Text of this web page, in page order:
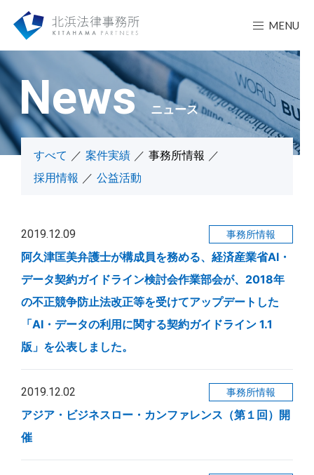
MENU
News ニュース
すべて 案件実績
事務所情報
採用情報
公益活動
2019.12.09 事務所情報
阿久津匡美弁護士が構成員を務める、経済産業省AI・
データ契約ガイドライン検討会作業部会が、2018年
の不正競争防止法改正等を受けてアップデートした
「AI・データの利用に関する契約ガイドライン 1.1
版」を公表しました。
2019.12.02 事務所情報
アジア・ビジネスロー・カンファレンス（第１回）開
催